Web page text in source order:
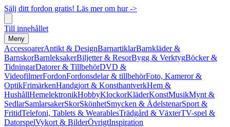
Sälj ditt fordon gratis! Läs mer om hur ->
Till innehållet
Meny
AccessoarerAntikt & DesignBarnartiklarBarnkläder &
BarnskorBarnleksakerBiljetter & ResorBygg & VerktygBöcker &
TidningarDatorer & TillbehörDVD &
VideofilmerFordonFordonsdelar & tillbehörFoto, Kameror &
OptikFrimärkenHandgjort & KonsthantverkHem &
HushållHemelektronikHobbyKlockorKläderKonstMusikMynt &
SedlarSamlarsakerSkorSkönhetSmycken & ÄdelstenarSport &
FritidTelefoni, Tablets & WearablesTrädgård & VäxterTV-spel &
DatorspelVykort & BilderÖvrigtInspiration